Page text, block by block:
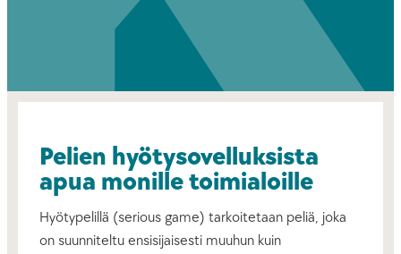
Pelien hyötysovelluksista
apua monille toimialoille
Hyötypelillä (serious game) tarkoitetaan peliä, joka
on suunniteltu ensisijaisesti muuhun kuin